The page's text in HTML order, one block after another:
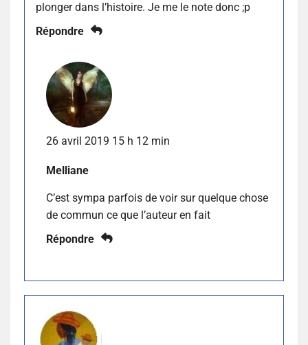
plonger dans l’histoire. Je me le note donc ;p
Répondre
26 avril 2019 15 h 12 min
Melliane
C’est sympa parfois de voir sur quelque chose
de commun ce que l’auteur en fait
Répondre